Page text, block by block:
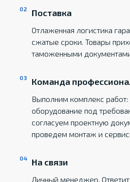
Поставка
Отлаженная логистика
сжатые сроки. Товары
таможенными
Команда
Выполним комплекс
оборудование под
согласуем проектную
проведем монтаж и
На связи
Личный менеджер.